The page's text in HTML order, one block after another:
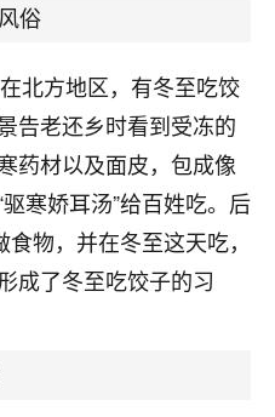
俗
北方地区，有冬至吃饺
告老还乡时看到受冻的
药材以及面皮，包成像
寒娇耳汤”给百姓吃。后
物，并在冬至这天吃，
成了冬至吃饺子的习
都是缘分啊！
19
生意屡屡受挫，店开一家关
意好的就出事。前些年攒的
！我也想找人看看到底怎么